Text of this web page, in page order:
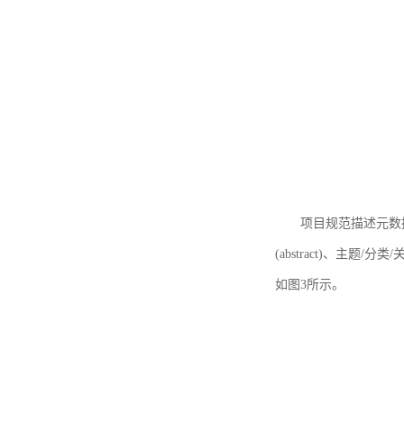
项目规范描述元
(abstract)、主题/分类/
如图3所示。